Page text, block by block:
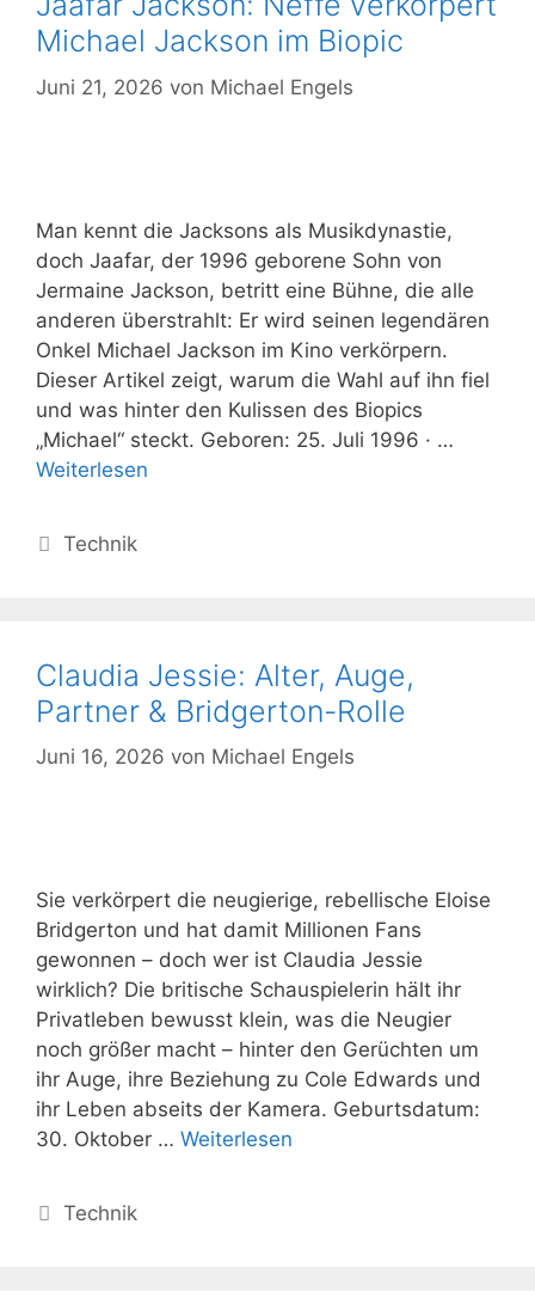
Michael Jackson im Biopic
Juni 21, 2026 von Michael Engels
Man kennt die Jacksons als Musikdynastie,
doch Jaafar, der 1996 geborene Sohn von
Jermaine Jackson, betritt eine Bühne, die alle
anderen überstrahlt: Er wird seinen legendären
Onkel Michael Jackson im Kino verkörpern.
Dieser Artikel zeigt, warum die Wahl auf ihn fiel
und was hinter den Kulissen des Biopics
„Michael“ steckt. Geboren: 25. Juli 1996 · …
Weiterlesen
Kategorien
Technik
Claudia Jessie: Alter, Auge,
Partner & Bridgerton-Rolle
Juni 16, 2026 von Michael Engels
Sie verkörpert die neugierige, rebellische Eloise
Bridgerton und hat damit Millionen Fans
gewonnen – doch wer ist Claudia Jessie
wirklich? Die britische Schauspielerin hält ihr
Privatleben bewusst klein, was die Neugier
noch größer macht – hinter den Gerüchten um
ihr Auge, ihre Beziehung zu Cole Edwards und
ihr Leben abseits der Kamera. Geburtsdatum:
30. Oktober … Weiterlesen
Kategorien
Technik